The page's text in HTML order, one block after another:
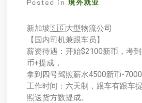
Posted in 境外就业
新加坡🇸🇬大型物流公司
【国内司机兼跟车员】
薪资待遇：开始$2100新币，考
币+提成，
拿到四号驾照薪水4500新币-7000
工作时间：六天制，跟车有跟车
照送货方数提成。